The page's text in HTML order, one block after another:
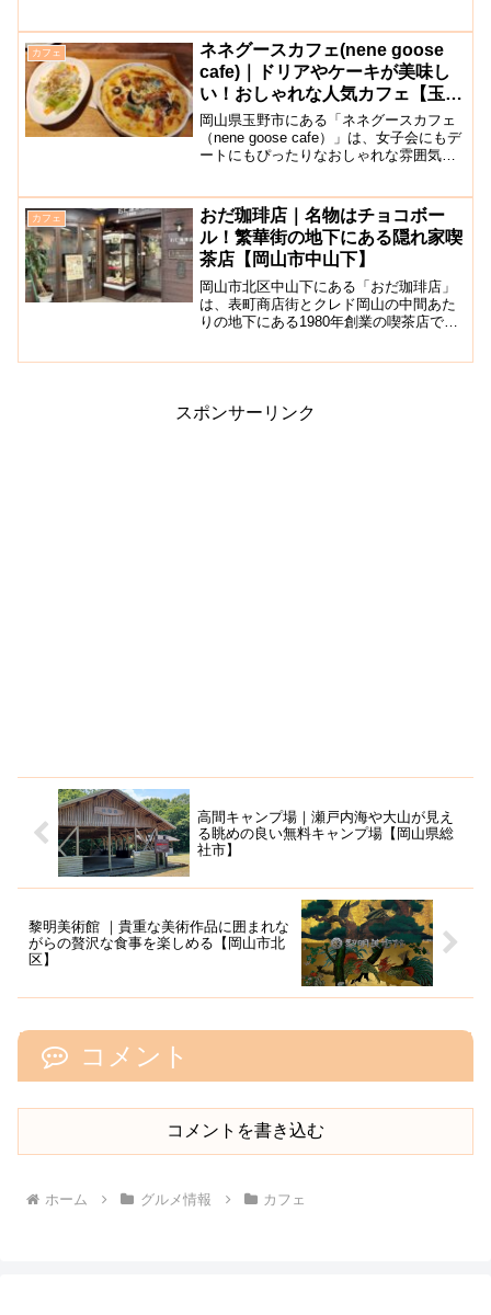
ジュアリーな雰囲気でアンティーク調の
テーブル席やカウンタ...
カフェ
ネネグースカフェ(nene goose
cafe)｜ドリアやケーキが美味し
い！おしゃれな人気カフェ【玉野
市】
岡山県玉野市にある「ネネグースカフェ
（nene goose cafe）」は、女子会にもデ
ートにもぴったりなおしゃれな雰囲気の
内にはグリーンが置かれており、とても
おしゃ...
カフェ
おだ珈琲店｜名物はチョコボー
ル！繁華街の地下にある隠れ家喫
茶店【岡山市中山下】
岡山市北区中山下にある「おだ珈琲店」
は、表町商店街とクレド岡山の中間あた
りの地下にある1980年創業の喫茶店で
スポンサーリンク
高間キャンプ場｜瀬戸内海や大山が見え
る眺めの良い無料キャンプ場【岡山県総
社市】
黎明美術館 ｜貴重な美術作品に囲まれな
がらの贅沢な食事を楽しめる【岡山市北
区】
コメント
コメントを書き込む
ホーム グルメ情報 カフェ